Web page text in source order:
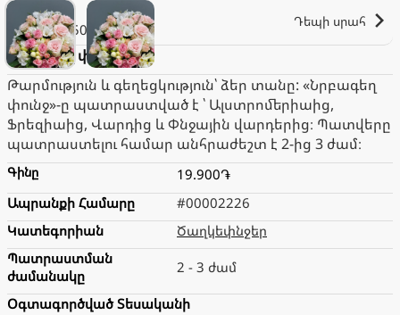
SuEl
1.500֏
Դեպի սրահ
Նրբագեղ փունջ
Թարմություն և գեղեցկություն՝ ձեր տանը: «Նրբագեղ
փունջ»-ը պատրաստված է ՝ Ալստրոմերիաից,
Ֆրեզիաից, Վարդից և Փնջային վարդերից։ Պատվերը
պատրաստելու համար անհրաժեշտ է 2-ից 3 ժամ։
Գինը
19.900֏
Ապրանքի Համարը
#00002226
Կատեգորիան
Ծաղկեփնջեր
Պատրաստման
ժամանակը
2 - 3 ժամ
Օգտագործված Տեսականի